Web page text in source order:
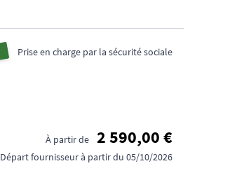
Prise en charge par la sécurité sociale
À partir de 2 590,00 €
Départ fournisseur à partir du 05/10/2026